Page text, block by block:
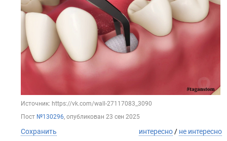
Источник: https://vk.com/wall-27117083_3090
Пост №130296, опубликован 23 сен 2025
Сохранить интересно / не интересно